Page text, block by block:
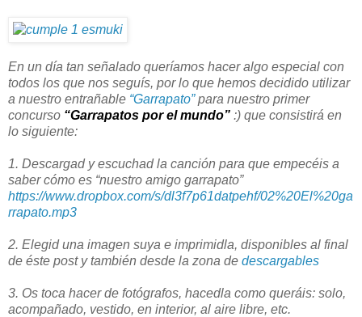
En un día tan señalado queríamos hacer algo especial con
todos los que nos seguís, por lo que hemos decidido utilizar
a nuestro entrañable “Garrapato”para nuestro primer
concurso “Garrapatos por el mundo” :) que consistirá en
lo siguiente:
1. Descargad y escuchad la canción para que empecéis a
saber cómo es “nuestro amigo garrapato”
https://www.dropbox.com/s/dl3f7p61datpehf/02%20El%20ga
rrapato.mp3
2. Elegid una imagen suya e imprimidla, disponibles al final
de éste post y también desde la zona de descargables
3. Os toca hacer de fotógrafos, hacedla como queráis: solo,
acompañado, vestido, en interior, al aire libre, etc.